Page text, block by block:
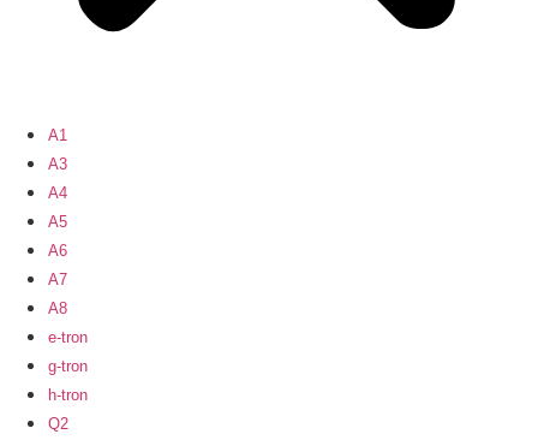
A1
A3
A4
A5
A6
A7
A8
e-tron
g-tron
h-tron
Q2